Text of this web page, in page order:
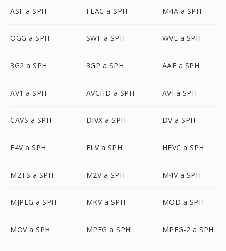
ASF a SPH FLAC a SPH M4A a SPH
OGG a SPH SWF a SPH WVE a SPH
3G2 a SPH 3GP a SPH AAF a SPH
AV1 a SPH AVCHD a SPH AVI a SPH
CAVS a SPH DIVX a SPH DV a SPH
F4V a SPH FLV a SPH HEVC a SPH
M2TS a SPH M2V a SPH M4V a SPH
MJPEG a SPH MKV a SPH MOD a SPH
MOV a SPH MPEG a SPH MPEG-2 a SPH